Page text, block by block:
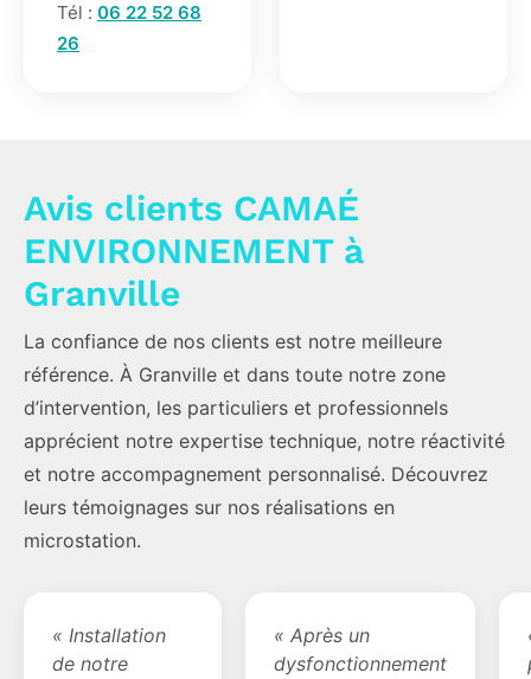
Tél : 06 22 52 68
26
Avis clients CAMAÉ
ENVIRONNEMENT à
Granville
La confiance de nos clients est notre meilleure
référence. À Granville et dans toute notre zone
d’intervention, les particuliers et professionnels
apprécient notre expertise technique, notre réactivité
et notre accompagnement personnalisé. Découvrez
leurs témoignages sur nos réalisations en
microstation.
« Installation
de notre
« Après un
dysfonctionnement